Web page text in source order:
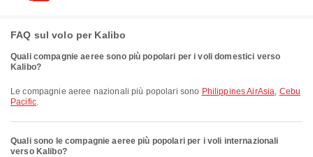
FAQ sul volo per Kalibo
Quali compagnie aeree sono più popolari per i voli domestici verso
Kalibo?
Le compagnie aeree nazionali più popolari sono Philippines AirAsia, Cebu
Pacific.
Quali sono le compagnie aeree più popolari per i voli internazionali
verso Kalibo?